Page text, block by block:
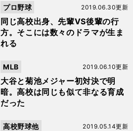
同じ高校出身、先輩VS後輩の行
方。そこには数々のドラマが生ま
れる
2019.06.30更新
プロ野球
大谷と菊池メジャー初対決で明
暗。高校は同じも似て非なる育成
だった
2019.06.10更新
MLB
2019.05.14更新
高校野球他